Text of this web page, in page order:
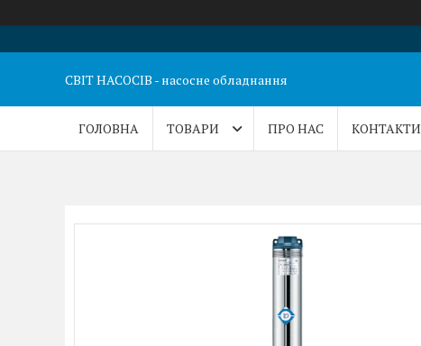
СВІТ НАСОСІВ - насосне обладнання
ГОЛОВНА ТОВАРИ ПРО НАС КОНТАКТИ